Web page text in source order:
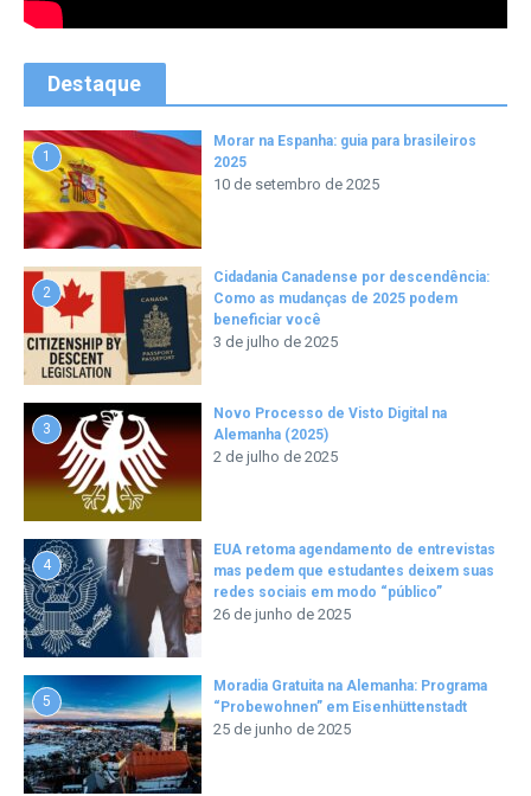
Destaque
1
Morar na Espanha: guia para brasileiros
2025
10 de setembro de 2025
2
Cidadania Canadense por descendência:
Como as mudanças de 2025 podem
beneficiar você
3 de julho de 2025
3
Novo Processo de Visto Digital na
Alemanha (2025)
2 de julho de 2025
4
EUA retoma agendamento de entrevistas
mas pedem que estudantes deixem suas
redes sociais em modo “público”
26 de junho de 2025
5
Moradia Gratuita na Alemanha: Programa
“Probewohnen” em Eisenhüttenstadt
25 de junho de 2025